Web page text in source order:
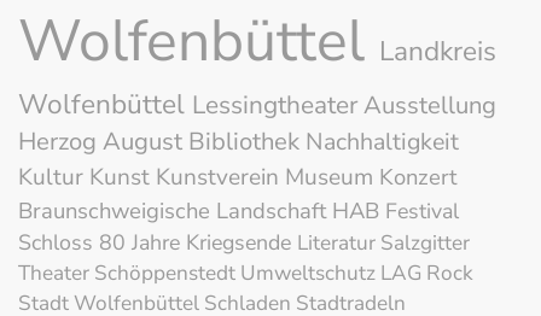
Wolfenbüttel Landkreis
Wolfenbüttel LessingtheaterAusstellung
Herzog August Bibliothek Nachhaltigkeit
Kultur Kunst Kunstverein Museum Konzert
Braunschweigische Landschaft HAB Festival
Schloss 80 Jahre Kriegsende Literatur Salzgitter
Theater Schöppenstedt Umweltschutz LAG Rock
Stadt Wolfenbüttel Schladen Stadtradeln